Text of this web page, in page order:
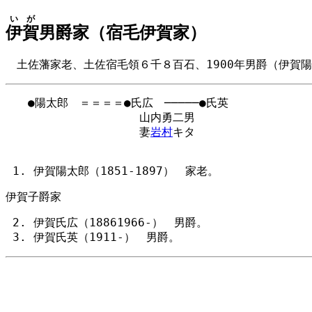
伊賀
いが
男爵家（宿毛伊賀家）
土佐藩家老、土佐宿毛領６千８百石、1900年男爵（伊賀陽
●陽太郎　＝＝＝＝●氏広　─────●氏英
山内勇二男
妻岩村キタ
伊賀陽太郎（1851-1897） 家老。
伊賀子爵家
伊賀氏広（18861966-） 男爵。
伊賀氏英（1911-） 男爵。